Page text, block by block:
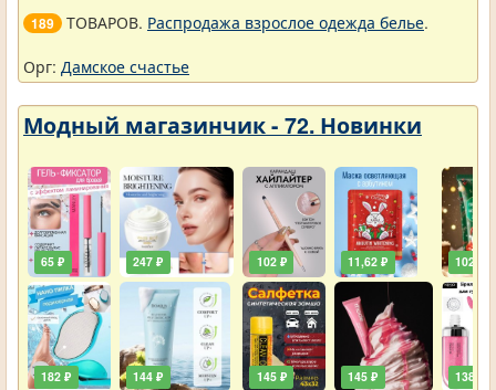
189 ТОВАРОВ. Распродажа взрослое одежда белье.
Орг: Дамское счастье
Модный магазинчик - 72. Новинки
65 ₽
182 ₽
247 ₽
144 ₽
102 ₽
145 ₽
11,62 ₽
145 ₽
102 ₽
138 ₽